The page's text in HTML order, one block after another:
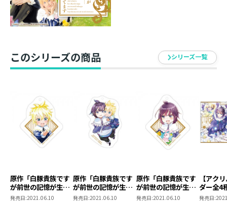
ひとりじゃないからね！」幼い兄弟の領地経営ファンタ
ジー第15弾！
原作イラストを使用した、
キュートなペットボトルマーカーが登場！
鳳蝶、レグルス、ひよこの3種類がペットボトルマーカ
ーになりました！
ペットボトルだけでなくアンブレラマーカーとしてもご
利用いただけます。
仕様 ： 特典SS付き書籍＋ペットボトルマ
このシリーズの商品 シリーズ一覧
原作「白豚貴族です
が前世の記憶が生え
たのでひよこな弟育
発売日:2021.06.10
原作「白豚貴族です
が前世の記憶が生え
たのでひよこな弟育
発売日:2021.06.10
原作「白豚貴族です
が前世の記憶が生え
たのでひよこな弟育
発売日:2021.06.10
【アク
ダー全4
豚貴族
発売日: